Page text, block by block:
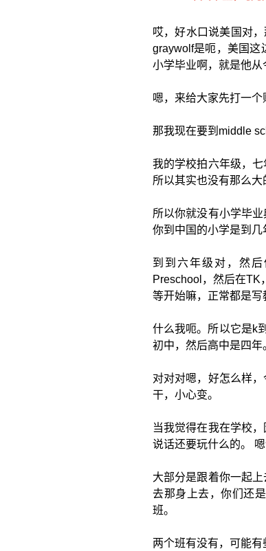
哎，好水口说美国对
graywolf是呃，美国这
小学毕业啊，就是他从
嗯，来给大家先打一
那我现在要到middle
我的学校拍六年级，
所以其实也没有那么大
所以你就没有小学毕
你到中国的小学是到几
到到六年级对，然
Preschool，然后在TK
等开始嘛，正常都是写
什么我呃。所以它是k
初中，然后高中是四年
对对对嗯，好怎么样
干，小心变。
当我觉得在我在学校
说话还要玩什么的。
大部分是跟着你一起
去那身上去，你们还
班。
两个班有没有，可能